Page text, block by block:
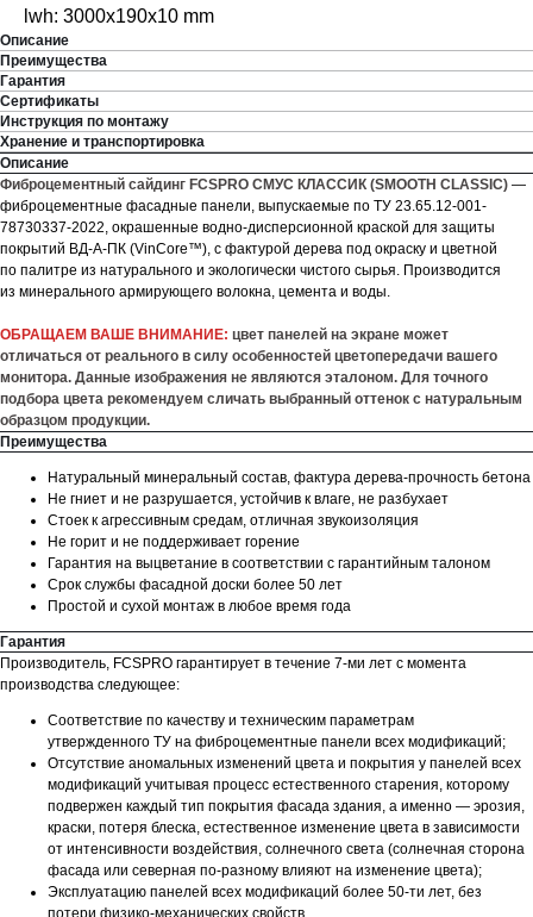
lwh: 3000x190x10 mm
Описание
Преимущества
Гарантия
Сертификаты
Инструкция по монтажу
Хранение и транспортировка
Описание
Фиброцементный сайдинг FCSPRO СМУС КЛАССИК (SMOOTH CLASSIC) —
фиброцементные фасадные панели, выпускаемые по ТУ 23.65.12-001-
78730337-2022, окрашенные водно-дисперсионной краской для защиты
покрытий ВД-А-ПК (VinCore™), с фактурой дерева под окраску и цветной
по палитре из натурального и экологически чистого сырья. Производится
из минерального армирующего волокна, цемента и воды.
ОБРАЩАЕМ ВАШЕ ВНИМАНИЕ: цвет панелей на экране может
отличаться от реального в силу особенностей цветопередачи вашего
монитора. Данные изображения не являются эталоном. Для точного
подбора цвета рекомендуем сличать выбранный оттенок с натуральным
образцом продукции.
Преимущества
Натуральный минеральный состав, фактура дерева-прочность бетона
Не гниет и не разрушается, устойчив к влаге, не разбухает
Стоек к агрессивным средам, отличная звукоизоляция
Не горит и не поддерживает горение
Гарантия на выцветание в соответствии с гарантийным талоном
Срок службы фасадной доски более 50 лет
Простой и сухой монтаж в любое время года
Гарантия
Производитель, FCSPRO гарантирует в течение 7-ми лет с момента
производства следующее:
Соответствие по качеству и техническим параметрам
утвержденного ТУ на фиброцементные панели всех модификаций;
Отсутствие аномальных изменений цвета и покрытия у панелей всех
модификаций учитывая процесс естественного старения, которому
подвержен каждый тип покрытия фасада здания, а именно — эрозия,
краски, потеря блеска, естественное изменение цвета в зависимости
от интенсивности воздействия, солнечного света (солнечная сторона
фасада или северная по-разному влияют на изменение цвета);
Эксплуатацию панелей всех модификаций более 50-ти лет, без
потери физико-механических свойств.